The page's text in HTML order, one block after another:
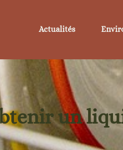
Actualités
un